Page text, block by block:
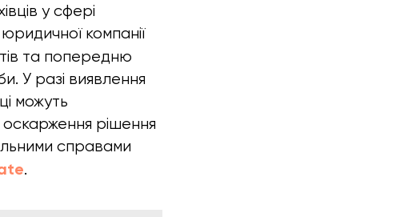
у сфері
компанії
та попередню
У разі виявлення
можуть
оскарження рішення
справами
.